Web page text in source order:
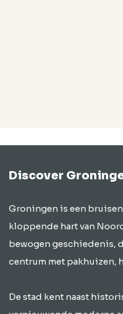
Discover
Groningen is een
kloppende hart van
bewogen geschiedenis,
centrum met pakhuizen,
De stad kent naast